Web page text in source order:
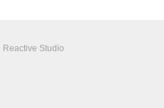
Reactive Studio